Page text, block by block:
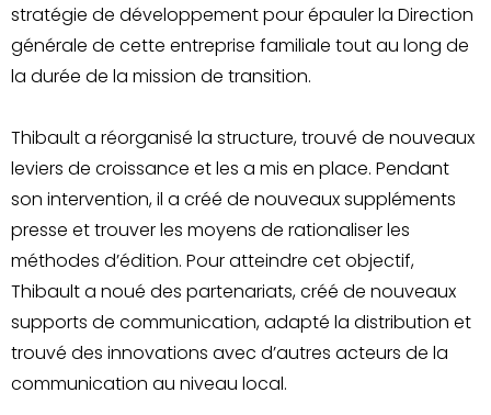
stratégie de développement pour épauler la Direction
générale de cette entreprise familiale tout au long de
la durée de la mission de transition.
Thibault a réorganisé la structure, trouvé de nouveaux
leviers de croissance et les a mis en place. Pendant
son intervention, il a créé de nouveaux suppléments
presse et trouver les moyens de rationaliser les
méthodes d’édition. Pour atteindre cet objectif,
Thibault a noué des partenariats, créé de nouveaux
supports de communication, adapté la distribution et
trouvé des innovations avec d’autres acteurs de la
communication au niveau local.